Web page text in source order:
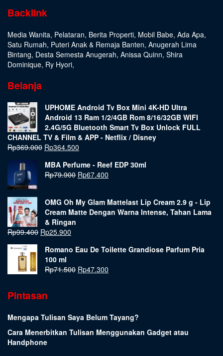
Backlink
Media Wanita, Pelataran, Berita Properti, Mobil Babe, Ada Apa,
Satu Rumah, Puteri Anak & Remaja Banten, Anugerah Lima
Bintang, Desta Semesta Anugerah, Anissa Quinn, Shira
Dominique, Ry Hyori,
Belanja
UPHOME Android Tv Box Mini 4K-HD Ultra
Android 13 Ram 1/2/4GB Rom 8/16/32GB WIFI
2.4G/5G Bluetooth Smart Tv Box Unlock FULL
CHANNEL TV & Film & APP - Netflix / Disney
Rp369.000 Rp364.500
MBA Perfume - Reef EDP 30ml
Rp79.900 Rp67.400
OMG Oh My Glam Mattelast Lip Cream 2.9 g - Lip
Cream Matte Dengan Warna Intense, Tahan Lama
& Ringan
Rp99.400 Rp25.900
Romano Eau De Toilette Grandiose Parfum Pria
100 ml
Rp71.500 Rp47.300
Pintasan
Mengapa Tulisan Saya Belum Tayang?
Cara Menerbitkan Tulisan Menggunakan Gadget atau
Handphone